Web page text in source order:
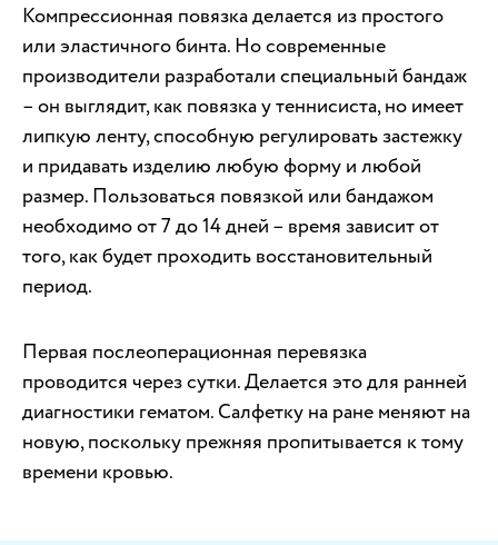
Компрессионная повязка делается из простого
или эластичного бинта. Но современные
производители разработали специальный бандаж
– он выглядит, как повязка у теннисиста, но имеет
липкую ленту, способную регулировать застежку
и придавать изделию любую форму и любой
размер. Пользоваться повязкой или бандажом
необходимо от 7 до 14 дней – время зависит от
того, как будет проходить восстановительный
период.
Первая послеоперационная перевязка
проводится через сутки. Делается это для ранней
диагностики гематом. Салфетку на ране меняют на
новую, поскольку прежняя пропитывается к тому
времени кровью.